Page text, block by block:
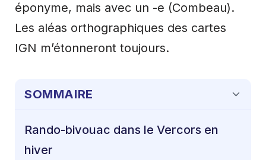
éponyme, mais avec un -e (Combeau).
Les aléas orthographiques des cartes
IGN m’étonneront toujours.
SOMMAIRE
Rando-bivouac dans le Vercors en
hiver